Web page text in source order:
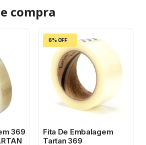
compra
369
6% OFF
Fita De Embalagem
Tartan 369